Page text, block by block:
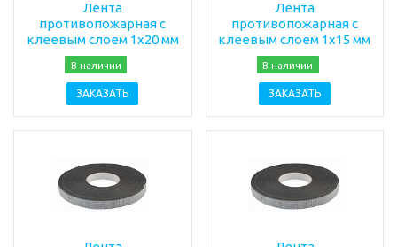
Лента
противопожарная с
клеевым слоем 1х20 мм
В наличии
ЗАКАЗАТЬ
Лента
противопожарная с
клеевым слоем 1х15 мм
В наличии
ЗАКАЗАТЬ